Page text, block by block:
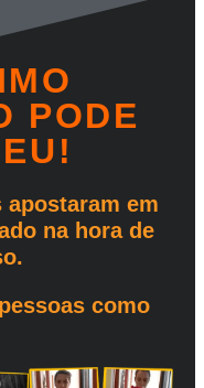
PODE
apostaram em
na hora de
como